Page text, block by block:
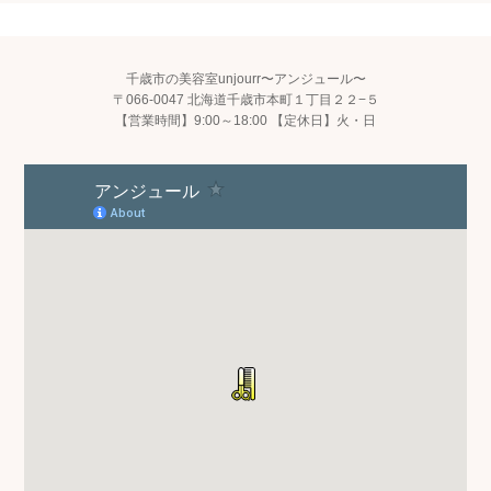
千歳市の美容室unjourr〜アンジュール〜
〒066-0047 北海道千歳市本町１丁目２２−５
【営業時間】9:00～18:00 【定休日】火・日